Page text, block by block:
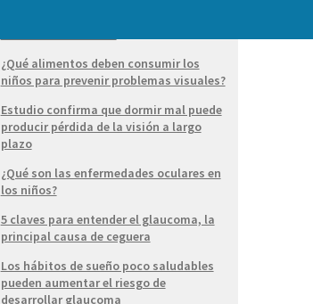
¿Qué alimentos deben consumir los
niños para prevenir problemas visuales?
Estudio confirma que dormir mal puede
producir pérdida de la visión a largo
plazo
¿Qué son las enfermedades oculares en
los niños?
5 claves para entender el glaucoma, la
principal causa de ceguera
Los hábitos de sueño poco saludables
pueden aumentar el riesgo de
desarrollar glaucoma